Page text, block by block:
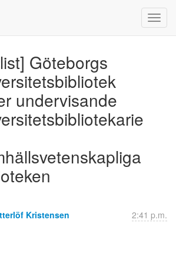
Göteborgs
undervisande
Kristensen 2:41 p.m.